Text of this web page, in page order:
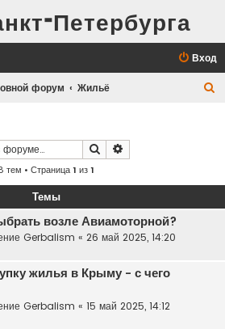
Петербурга
Вход
форум Жильё
Поиск
тем • Страница1 из1
Темы
возле Авиамоторной?
Gerbalism « 26 май 2025, 14:20
жилья в Крыму - с чего
Gerbalism « 15 май 2025, 14:12